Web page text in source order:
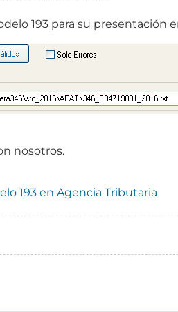
193 para su presentación
nosotros.
193 en Agencia Tributaria